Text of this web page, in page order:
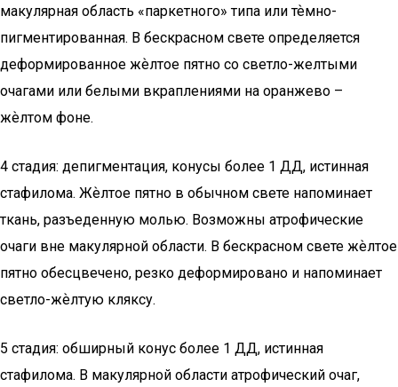
макулярная область «паркетного» типа или тѐмно-
пигментированная. В бескрасном свете определяется
деформированное жѐлтое пятно со светло-желтыми
очагами или белыми вкраплениями на оранжево –
жѐлтом фоне.
4 стадия: депигментация, конусы более 1 ДД, истинная
стафилома. Жѐлтое пятно в обычном свете напоминает
ткань, разъеденную молью. Возможны атрофические
очаги вне макулярной области. В бескрасном свете жѐлтое
пятно обесцвечено, резко деформировано и напоминает
светло-жѐлтую кляксу.
5 стадия: обширный конус более 1 ДД, истинная
стафилома. В макулярной области атрофический очаг,